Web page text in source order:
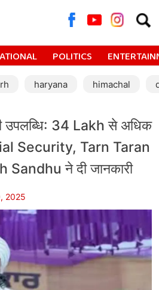
for:
POLITICS
haryana himachal
उपलब्धि: 34 Lakh से अधिक
Security, Tarn Taran
ने दी जानकारी
2025